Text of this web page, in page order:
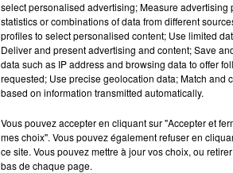
select personalised advertising; Measure
statistics or combinations of data from different
profiles to select personalised content; Use limited
Deliver and present advertising and content; Save
data such as IP address and browsing data to offer
requested; Use precise geolocation data; Match and
based on information transmitted automatically.
Vous pouvez accepter en cliquant sur "Accepter et
mes choix". Vous pouvez également refuser en
ce site. Vous pouvez mettre à jour vos choix, ou
bas de chaque page.